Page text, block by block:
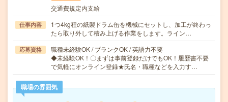
交通費規定内支給
仕事内容
1つ4kg程の紙製ドラム缶を機械にセットし、加工が終わっ
たら取り外して積み上げる作業をします。ライン…
応募資格
職種未経験OK / ブランクOK / 英語力不要
◆未経験OK！〇まずは事前登録だけでもOK！履歴書不要
で気軽にオンライン登録★氏名・職種などを入力す…
職場の雰囲気